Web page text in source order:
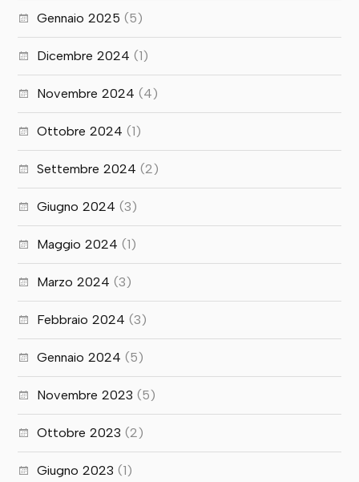
Gennaio 2025 (5)
Dicembre 2024 (1)
Novembre 2024 (4)
Ottobre 2024 (1)
Settembre 2024 (2)
Giugno 2024 (3)
Maggio 2024 (1)
Marzo 2024 (3)
Febbraio 2024 (3)
Gennaio 2024 (5)
Novembre 2023 (5)
Ottobre 2023 (2)
Giugno 2023 (1)